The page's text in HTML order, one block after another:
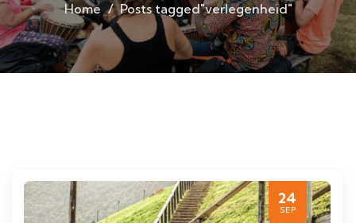
Home Posts tagged"verlegenheid"
24
SEP